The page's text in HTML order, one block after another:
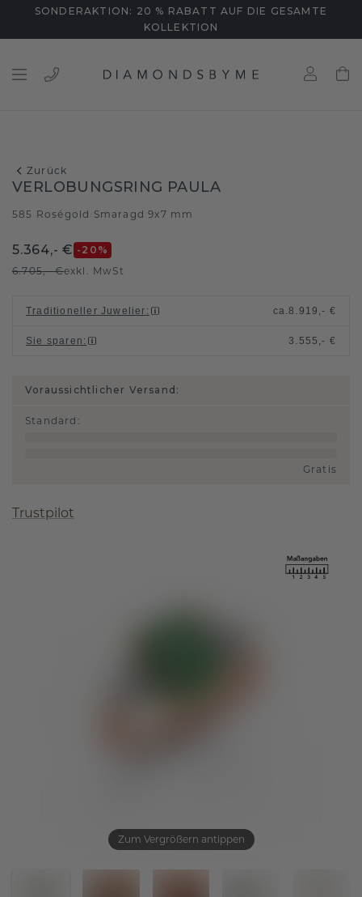
SONDERAKTION: 20 % RABATT AUF DIE GESAMTE
KOLLEKTION
Zurück
Zum Vergrößern antippen
VERLOBUNGSRING PAULA
585 Roségold Smaragd 9x7 mm
5.364,- € -20 %
6.705,- €exkl. MwSt
Traditioneller Juwelier : ca.8.919,- €
Sie sparen : 3.555,- €
Voraussichtlicher Versand:
Standard :
Gratis
Trustpilot